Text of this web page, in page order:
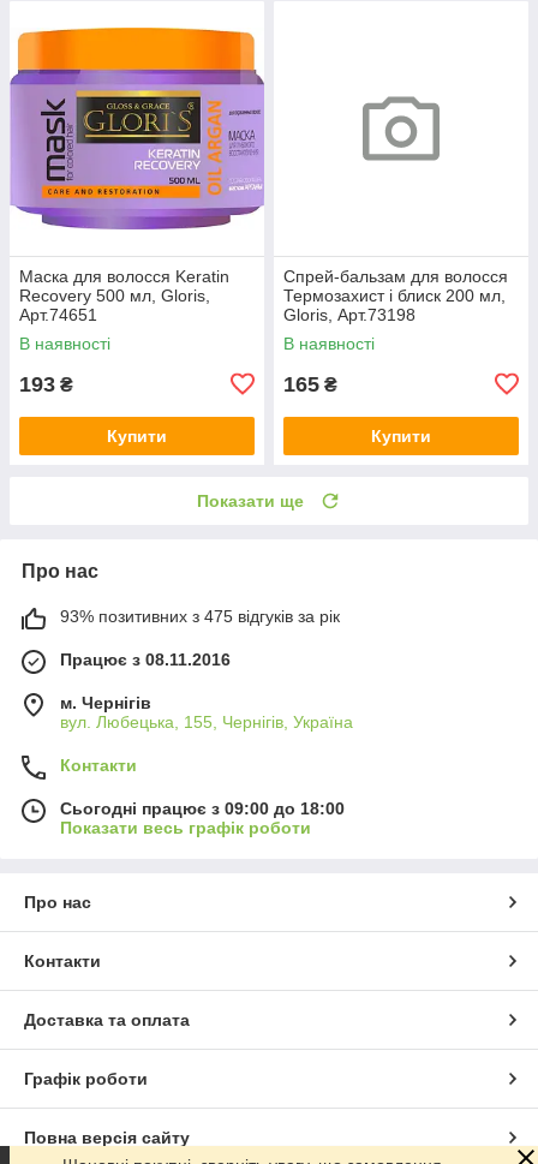
Маска для волосся Keratin
Recovery 500 мл, Gloris,
Арт.74651
В наявності
193 ₴
Купити
Спрей-бальзам для волосся
Термозахист і блиск 200 мл,
Gloris, Арт.73198
В наявності
165 ₴
Купити
Показати ще
Про нас
93% позитивних з 475 відгуків за рік
Працює з 08.11.2016
м. Чернігів
вул. Любецька, 155, Чернігів, Україна
Контакти
Сьогодні працює з 09:00 до 18:00
Показати весь графік роботи
Про нас
Контакти
Доставка та оплата
Графік роботи
Повна версія сайту